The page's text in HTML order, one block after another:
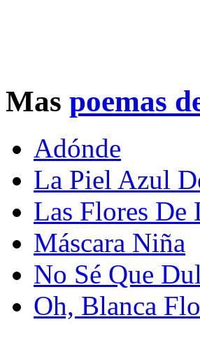
Mas poemas
Adónde
La Piel Azul
Las Flores De
Máscara Niña
No Sé Que
Oh, Blanca